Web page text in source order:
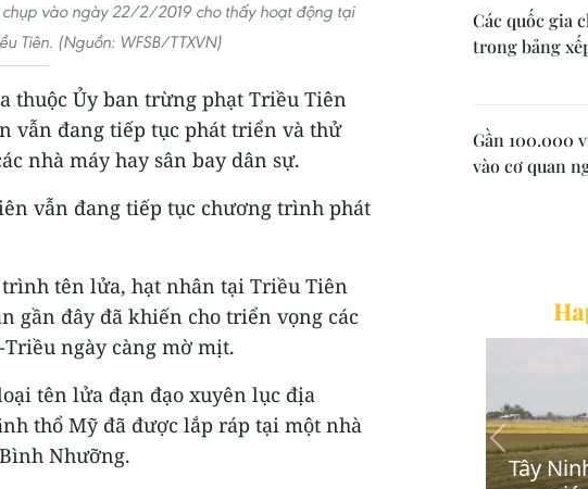
vào ngày 22/2/2019 cho thấy hoạt động tại
Tiên. (Nguồn: WFSB/TTXVN)
thuộc Ủy ban trừng phạt Triều Tiên
vẫn đang tiếp tục phát triển và thử
nhà máy hay sân bay dân sự.
vẫn đang tiếp tục chương trình phát
tên lửa, hạt nhân tại Triều Tiên
gần đây đã khiến cho triển vọng các
ngày càng mờ mịt.
tên lửa đạn đạo xuyên lục địa
thổ Mỹ đã được lắp ráp tại một nhà
Nhưỡng.
Các quốc gia
trong bảng
Gần 100.000
vào cơ quan